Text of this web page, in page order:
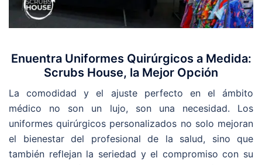
Enuentra Uniformes Quirúrgicos a Medida:
Scrubs House, la Mejor Opción
La comodidad y el ajuste perfecto en el ámbito
médico no son un lujo, son una necesidad. Los
uniformes quirúrgicos personalizados no solo mejoran
el bienestar del profesional de la salud, sino que
también reflejan la seriedad y el compromiso con su